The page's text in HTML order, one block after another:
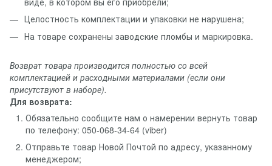
Целостность комплектации и упаковки не нарушена;
На товаре сохранены заводские пломбы и маркировка.
Возврат товара производится полностью со всей
комплектацией и расходными материалами (если они
присутствуют в наборе).
Для возврата:
Обязательно сообщите нам о намерении вернуть товар
по телефону: 050-068-34-64 (viber)
Отправьте товар Новой Почтой по адресу, указанному
менеджером;